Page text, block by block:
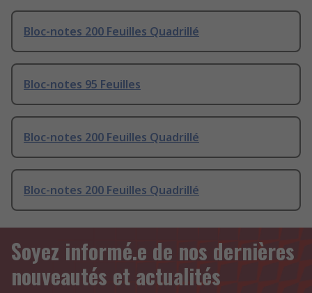
Bloc-notes 200 Feuilles Quadrillé
Bloc-notes 95 Feuilles
Bloc-notes 200 Feuilles Quadrillé
Bloc-notes 200 Feuilles Quadrillé
Soyez informé.e de nos dernières
nouveautés et actualités